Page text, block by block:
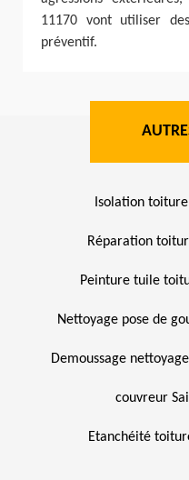
11170 vont utiliser
préventif.
Isolation
Réparation
Peinture tuile
Nettoyage pose de
Demoussage
couvreur
Etanchéité